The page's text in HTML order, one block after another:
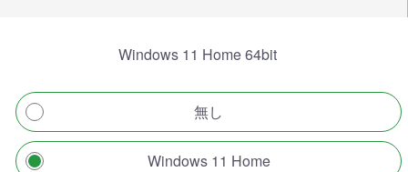
Windows 11 Home 64bit
無し
Windows 11 Home